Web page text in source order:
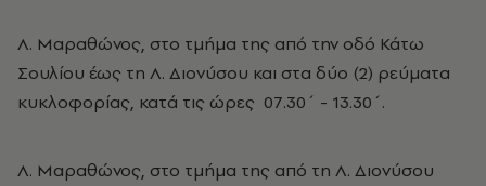
Λ. Μαραθώνος, στο τμήμα της από την οδό Κάτω
Σουλίου έως τη Λ. Διονύσου και στα δύο (2) ρεύματα
κυκλοφορίας, κατά τις ώρες 07.30΄ - 13.30΄.
Λ. Μαραθώνος, στο τμήμα της από τη Λ. Διονύσου